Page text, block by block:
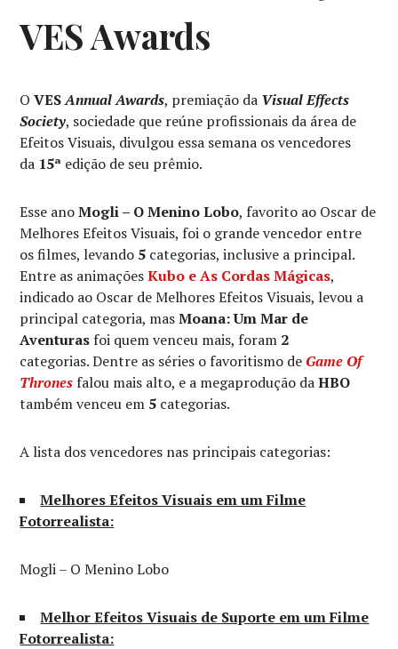
VES Awards
OVESAnnual Awards, premiação da Visual Effects
Society, sociedade que reúne profissionais da área de
Efeitos Visuais, divulgou essa semana os vencedores
da 15ª edição de seu prêmio.
Esse anoMogli – O Menino Lobo, favorito ao Oscar de
Melhores Efeitos Visuais, foi o grande vencedor entre
os filmes, levando 5 categorias, inclusive a principal.
Entre as animaçõesKubo e As Cordas Mágicas,
indicado ao Oscar de Melhores Efeitos Visuais, levou a
principal categoria, masMoana: Um Mar de
Aventuras foi quem venceu mais, foram 2
categorias. Dentre as séries o favoritismo de Game Of
Thrones falou mais alto, e a megaprodução daHBO
também venceu em 5 categorias.
A lista dos vencedores nas principais categorias:
Melhores Efeitos Visuais em um Filme
Fotorrealista:
Mogli – O Menino Lobo
Melhor Efeitos Visuais de Suporte em um Filme
Fotorrealista: